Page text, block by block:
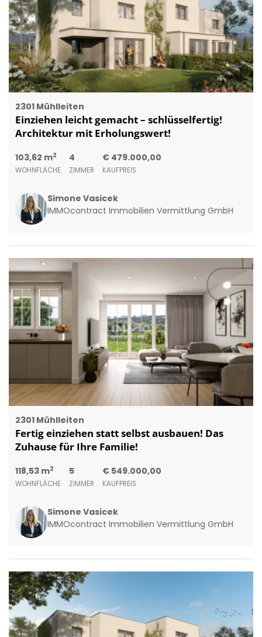
2301 Mühlleiten
Einziehen leicht gemacht – schlüsselfertig!
Architektur mit Erholungswert!
103,62 m2
WOHNFLÄCHE
4
ZIMMER
€ 479.000,00
KAUFPREIS
Simone Vasicek
IMMOcontract Immobilien Vermittlung GmbH
2301 Mühlleiten
Fertig einziehen statt selbst ausbauen! Das
Zuhause für Ihre Familie!
118,53 m2
WOHNFLÄCHE
5
ZIMMER
€ 549.000,00
KAUFPREIS
Simone Vasicek
IMMOcontract Immobilien Vermittlung GmbH